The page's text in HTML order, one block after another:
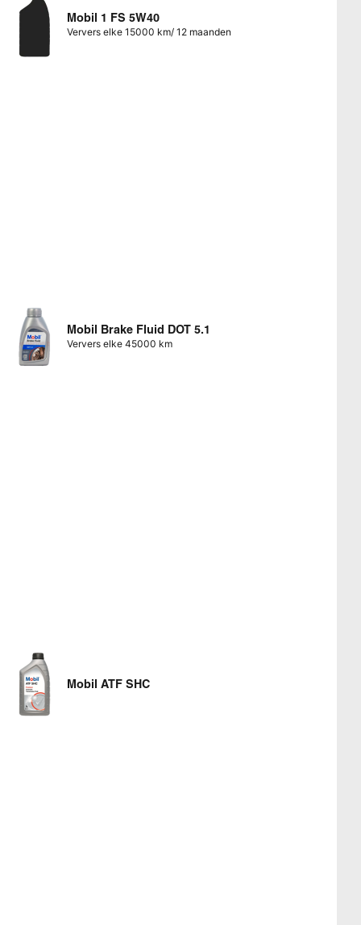
Mobil 1 FS 5W40
Ververs elke 15000 km/ 12 maanden
Mobil Brake Fluid DOT 5.1
Ververs elke 45000 km
Mobil ATF SHC